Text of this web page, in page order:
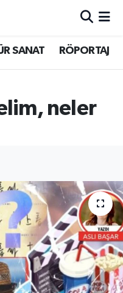
SANAT RÖPORTAJ
neler
Fikstür